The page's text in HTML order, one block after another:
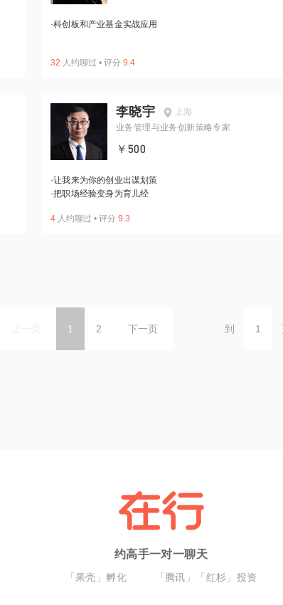
·科创板和产业基金实战应用
32 人约聊过 • 评分 9.4
李晓宇
上海
业务管理与业务创新策略专家
￥500
·让我来为你的创业出谋划策
·把职场经验变身为育儿经
4 人约聊过 • 评分 9.3
1 2 下一页 到
约高手一对一聊天
「果壳」孵化 「腾讯」「红杉」投资